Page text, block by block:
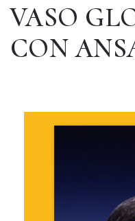
VASO
CON